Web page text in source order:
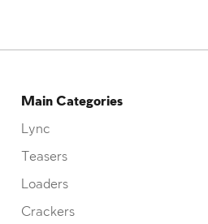
Main Categories
Lync
Teasers
Loaders
Crackers